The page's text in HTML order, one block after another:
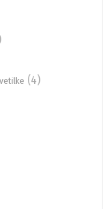
(4)